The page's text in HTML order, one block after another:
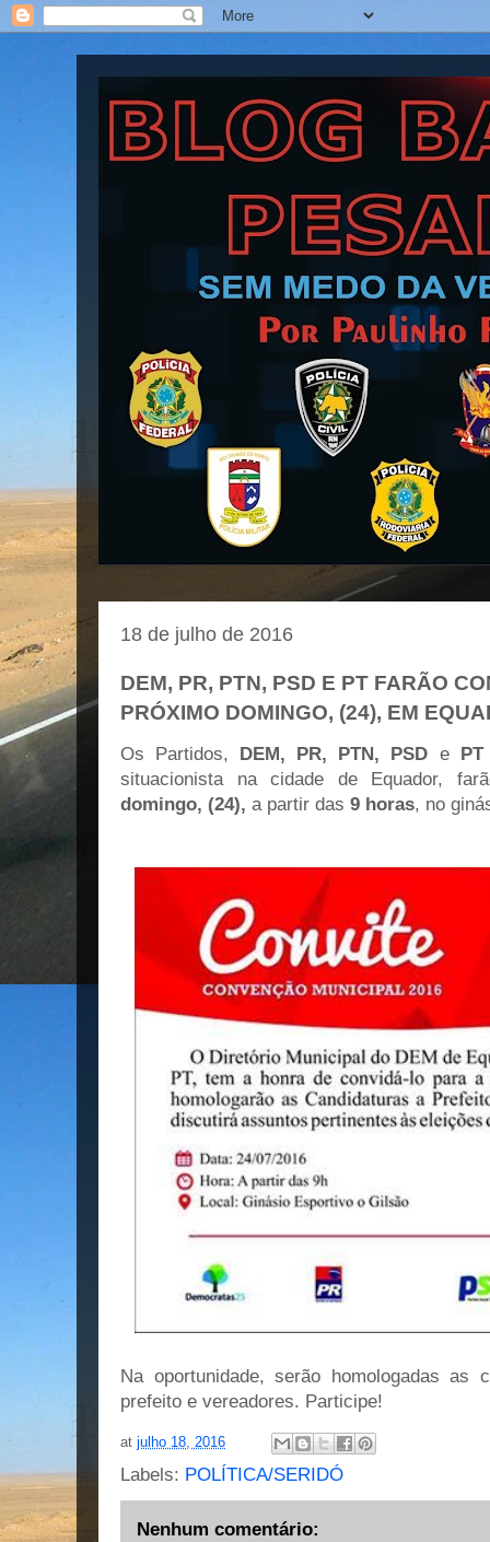
Blog Barra Pesada
18 de julho de 2016
DEM, PR, PTN, PSD E PT FARÃO
PRÓXIMO DOMINGO, (24), EM
Os Partidos, DEM, PR, PTN, PSD e PT
situacionista na cidade de Equador,
domingo, (24), a partir das 9 horas, no
Na oportunidade, serão homologadas as
prefeito e vereadores. Participe!
at julho 18, 2016
Labels: POLÍTICA/SERIDÓ
Nenhum comentário: